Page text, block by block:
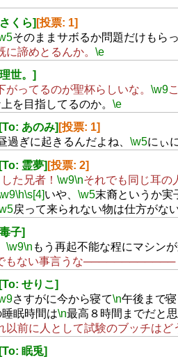
くら] [投票: 1]
そのままサボるか問題だけもら
に諦めとるんか。 \e
世。]
がってるのが聖杯らしいな。 \w9
を目指してるのか。 \e
[To: あのみ] [投票: 1]
過ぎに起きるんだよね、 \w5にぃ
[To: 霊夢] [投票: 2]
た兄者！ \w9\nそれでも同じ耳の
\h\s[4]いや、 \w5末裔というか実
戻って来られない物は仕方がない
子]
\w9\n もう再起不能な程にマシン
もない事言うな────────────
[To: せりこ]
さすがに今から寝て\n午後まで
眠時間は\n最高８時間までだと思
以前に人として試験のブッチはど
[To: 眠兎]